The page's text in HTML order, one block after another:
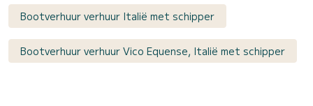
Bootverhuur verhuur Italië met schipper
Bootverhuur verhuur Vico Equense, Italië met schipper